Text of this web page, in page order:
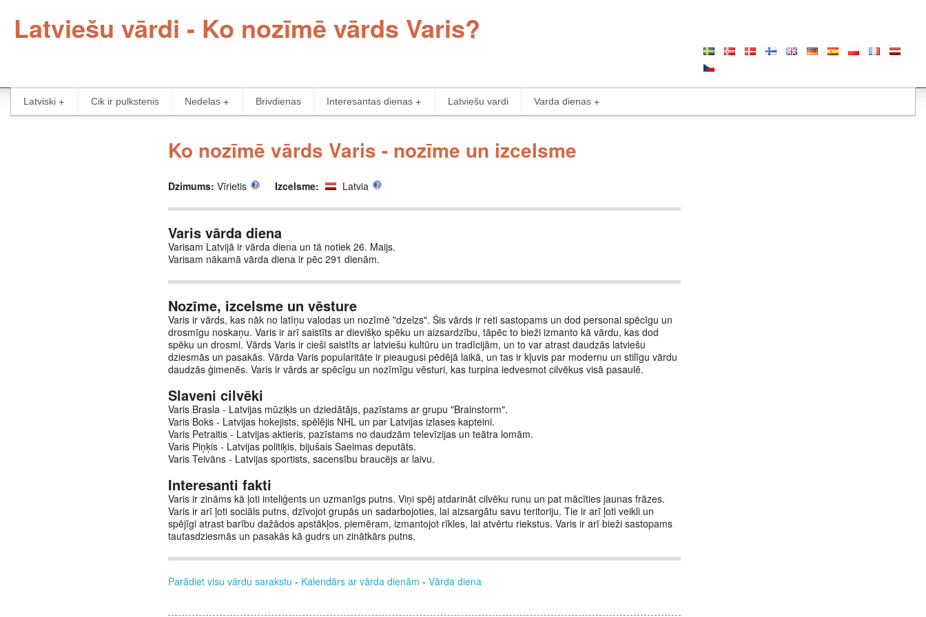
Latviešu vārdi - Ko nozīmē vārds Varis?
Latviski Cik ir pulkstenis Nedelas Brivdienas Interesantas dienas Latviešu vardi Varda dienas
Ko nozīmē vārds Varis - nozīme un izcelsme
Dzimums: Vīrietis Izcelsme: Latvia
Varis vārda diena
Varisam Latvijā ir vārda diena un tā notiek 26. Maijs.
Varisam nākamā vārda diena ir pēc 291 dienām.
Nozīme, izcelsme un vēsture
Varis ir vārds, kas nāk no latīņu valodas un nozīmē "dzelzs". Šis vārds ir reti sastopams un dod personai spēcīgu un
drosmīgu noskaņu. Varis ir arī saistīts ar dievišķo spēku un aizsardzību, tāpēc to bieži izmanto kā vārdu, kas dod
spēku un drosmi. Vārds Varis ir cieši saistīts ar latviešu kultūru un tradīcijām, un to var atrast daudzās latviešu
dziesmās un pasakās. Vārda Varis popularitāte ir pieaugusi pēdējā laikā, un tas ir kļuvis par modernu un stilīgu vārdu
daudzās ģimenēs. Varis ir vārds ar spēcīgu un nozīmīgu vēsturi, kas turpina iedvesmot cilvēkus visā pasaulē.
Slaveni cilvēki
Varis Brasla - Latvijas mūziķis un dziedātājs, pazīstams ar grupu "Brainstorm".
Varis Boks - Latvijas hokejists, spēlējis NHL un par Latvijas izlases kapteini.
Varis Petraitis - Latvijas aktieris, pazīstams no daudzām televīzijas un teātra lomām.
Varis Piņķis - Latvijas politiķis, bijušais Saeimas deputāts.
Varis Teivāns - Latvijas sportists, sacensību braucējs ar laivu.
Interesanti fakti
Varis ir zināms kā ļoti inteliģents un uzmanīgs putns. Viņi spēj atdarināt cilvēku runu un pat mācīties jaunas frāzes.
Varis ir arī ļoti sociāls putns, dzīvojot grupās un sadarbojoties, lai aizsargātu savu teritoriju. Tie ir arī ļoti veikli un
spējīgi atrast barību dažādos apstākļos, piemēram, izmantojot rīkles, lai atvērtu riekstus. Varis ir arī bieži sastopams
tautasdziesmās un pasakās kā gudrs un zinātkārs putns.
Parādiet visu vārdu sarakstu - Kalendārs ar vārda dienām - Vārda diena